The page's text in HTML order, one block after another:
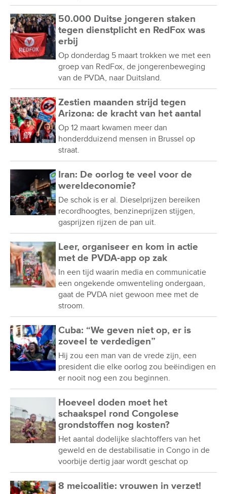
50.000 Duitse jongeren staken
tegen dienstplicht en RedFox was
erbij
Op donderdag 5 maart trokken we met een
groep van RedFox, de jongerenbeweging
van de PVDA, naar Duitsland.
Zestien maanden strijd tegen
Arizona: de kracht van het aantal
Op 12 maart kwamen meer dan
honderdduizend mensen in Brussel op
straat.
Iran: De oorlog te veel voor de
wereldeconomie?
De schok is er al. Dieselprijzen bereiken
recordhoogtes, benzineprijzen stijgen,
gasprijzen rijzen de pan uit.
Leer, organiseer en kom in actie
met de PVDA-app op zak
In een tijd waarin media en communicatie
een ongekende omwenteling ondergaan,
gaat de PVDA niet gewoon mee met de
stroom.
Cuba: “We geven niet op, er is
zoveel te verdedigen”
Hij zou een man van de vrede zijn, een
president die elke oorlog zou beëindigen en
er nooit nog een zou beginnen.
Hoeveel doden moet het
schaakspel rond Congolese
grondstoffen nog kosten?
Het aantal dodelijke slachtoffers van het
geweld en de destabilisatie in Congo in de
voorbije dertig jaar wordt geschat op
8 meicoalitie: vrouwen in verzet!